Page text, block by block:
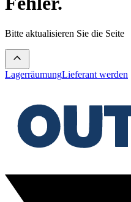
Bitte aktualisieren Sie die Seite
LagerräumungLieferant werden